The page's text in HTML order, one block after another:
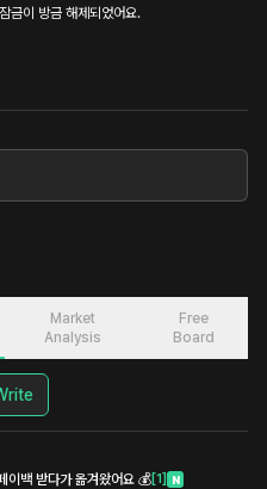
금이 방금 해제되었어요.
Market
Analysis
Free
Board
백 받다가 옮겨왔어요 💰[1] N